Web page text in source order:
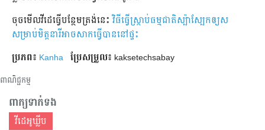
ចុចមើលវីដេធ្វើបន្ថែមត្រង់នេះ វិធីធ្វើស្ក្រាប់ធម្មជាតិស្ប៉ាស្បែកឲ្យស
សម្រាប់មិត្តនារីអាចសាកធ្វើបាននៅផ្ទះ
ប្រភព៖ Kanha ប្រែ​សម្រួល៖ kaksetechsabay
ពាណិជ្ជកម្ម
ពាក្យទាក់ទង
វីដេអូឃ្លីប